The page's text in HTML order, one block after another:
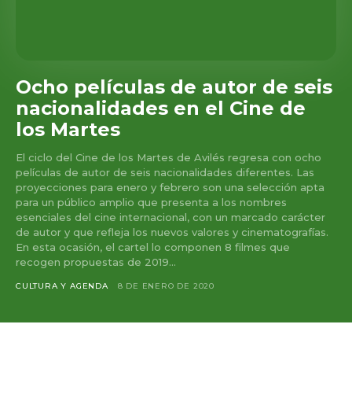
Ocho películas de autor de seis
nacionalidades en el Cine de
los Martes
El ciclo del Cine de los Martes de Avilés regresa con ocho
películas de autor de seis nacionalidades diferentes. Las
proyecciones para enero y febrero son una selección apta
para un público amplio que presenta a los nombres
esenciales del cine internacional, con un marcado carácter
de autor y que refleja los nuevos valores y cinematografías.
En esta ocasión, el cartel lo componen 8 filmes que
recogen propuestas de 2019...
CULTURA Y AGENDA 8 DE ENERO DE 2020